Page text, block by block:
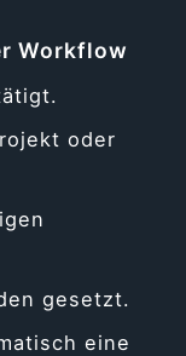
Workflow
oder
gesetzt.
eine